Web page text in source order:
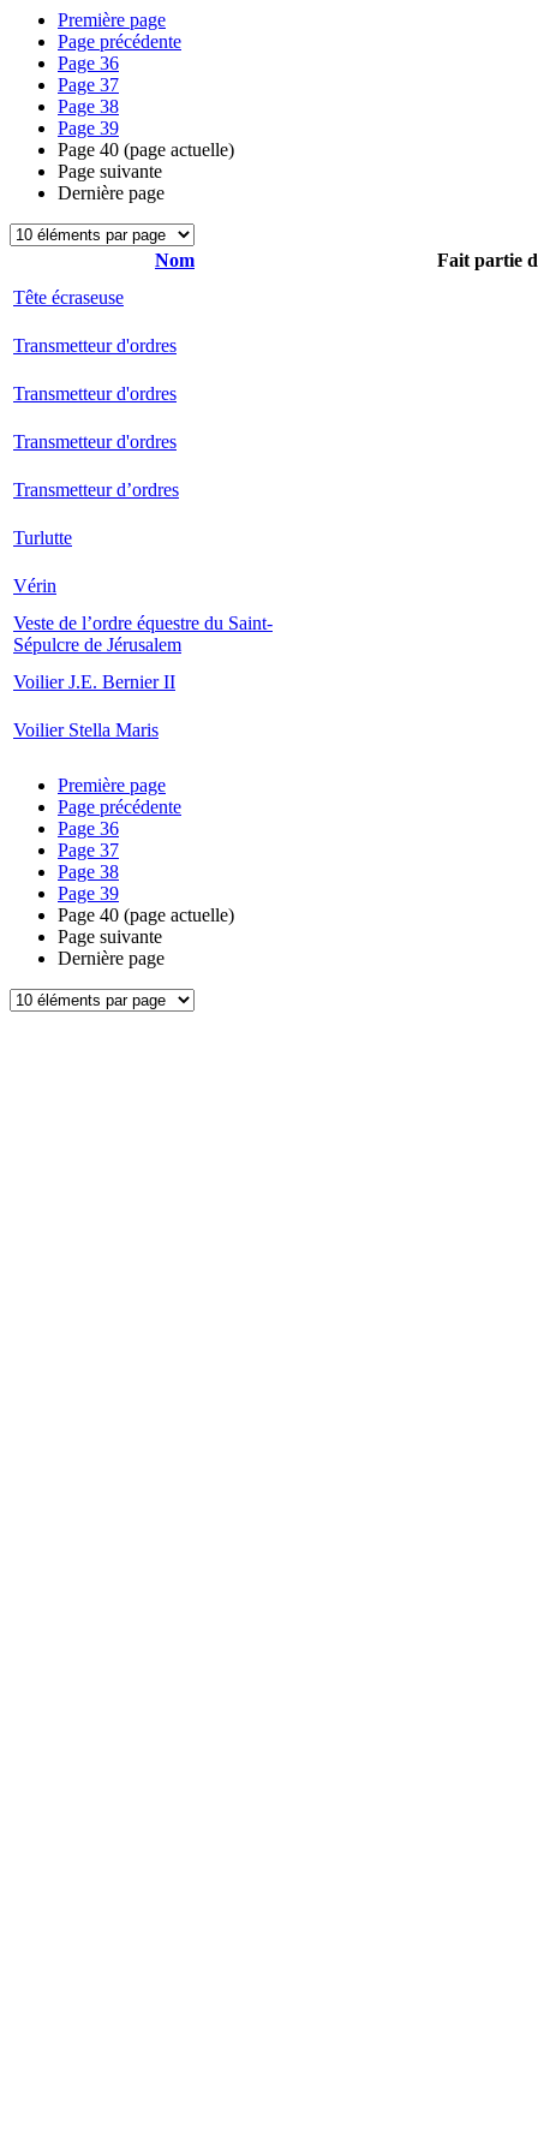
Première page
Page précédente
Page 36
Page 37
Page 38
Page 39
Page 40 (page actuelle)
Page suivante
Dernière page
Nom
Fait partie
Tête écraseuse
Transmetteur d'ordres
Transmetteur d'ordres
Transmetteur d'ordres
Transmetteur d’ordres
Turlutte
Vérin
Veste de l’ordre équestre du Saint-
Sépulcre de Jérusalem
Voilier J.E. Bernier II
Voilier Stella Maris
Première page
Page précédente
Page 36
Page 37
Page 38
Page 39
Page 40 (page actuelle)
Page suivante
Dernière page